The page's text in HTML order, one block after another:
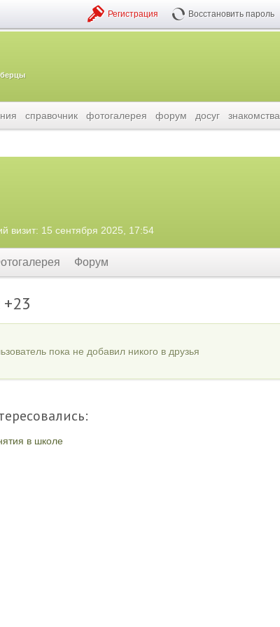
Регистрация Восстановить пароль
справочник фотогалерея форум досуг знакомства
визит: 15 сентября 2025, 17:54
Форум
пока не добавил никого в друзья
в школе